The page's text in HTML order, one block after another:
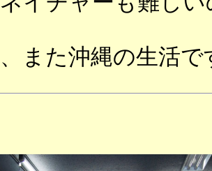
また沖縄の生活で